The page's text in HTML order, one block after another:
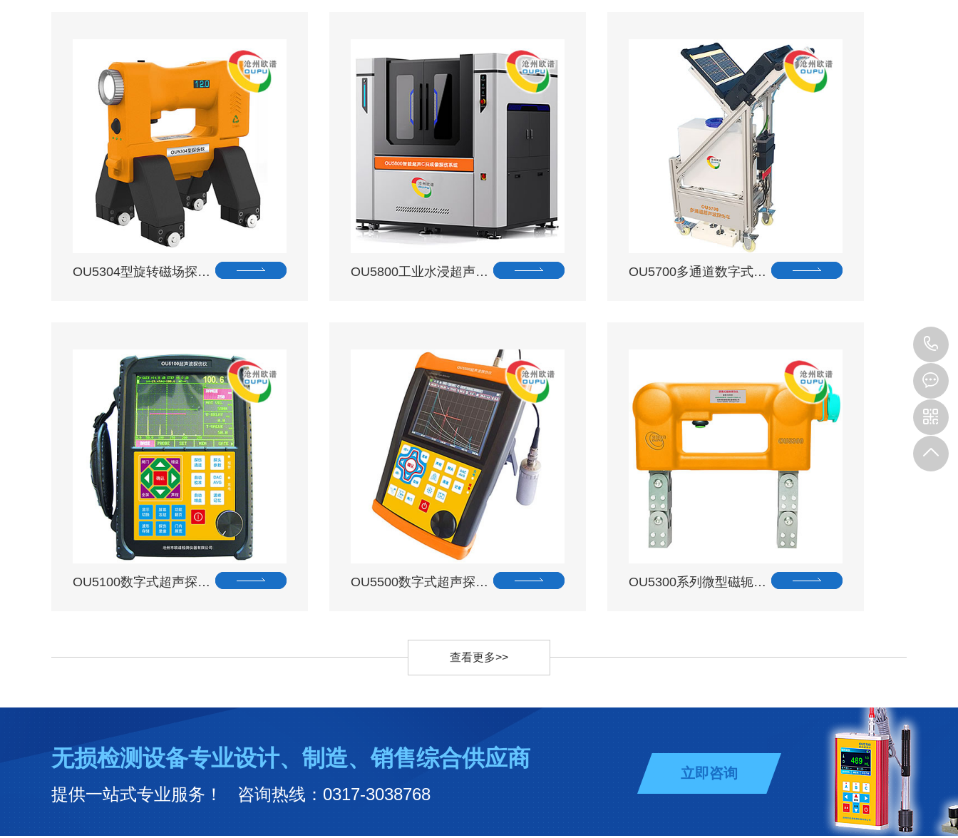
OU5304型旋转磁场探… OU5800工业水浸超声… OU5700多通道数字式…
OU5100数字式超声探… OU5500数字式超声探… OU5300系列微型磁轭…
查看更多>>
无损检测设备专业设计、制造、销售综合供应商
提供一站式专业服务！ 咨询热线：0317-3038768
立即咨询